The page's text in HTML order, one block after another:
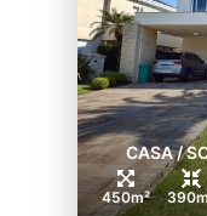
CASA /
450m²